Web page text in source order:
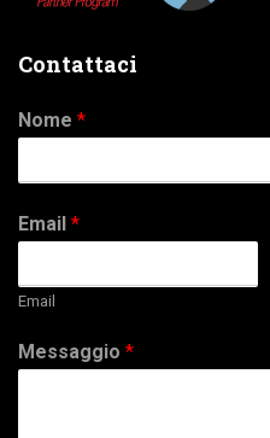
Contattaci
Nome *
Email *
Email
Messaggio *